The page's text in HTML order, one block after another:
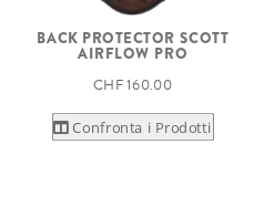
BACK PROTECTOR SCOTT
AIRFLOW PRO
CHF 160.00
Confronta i Prodotti